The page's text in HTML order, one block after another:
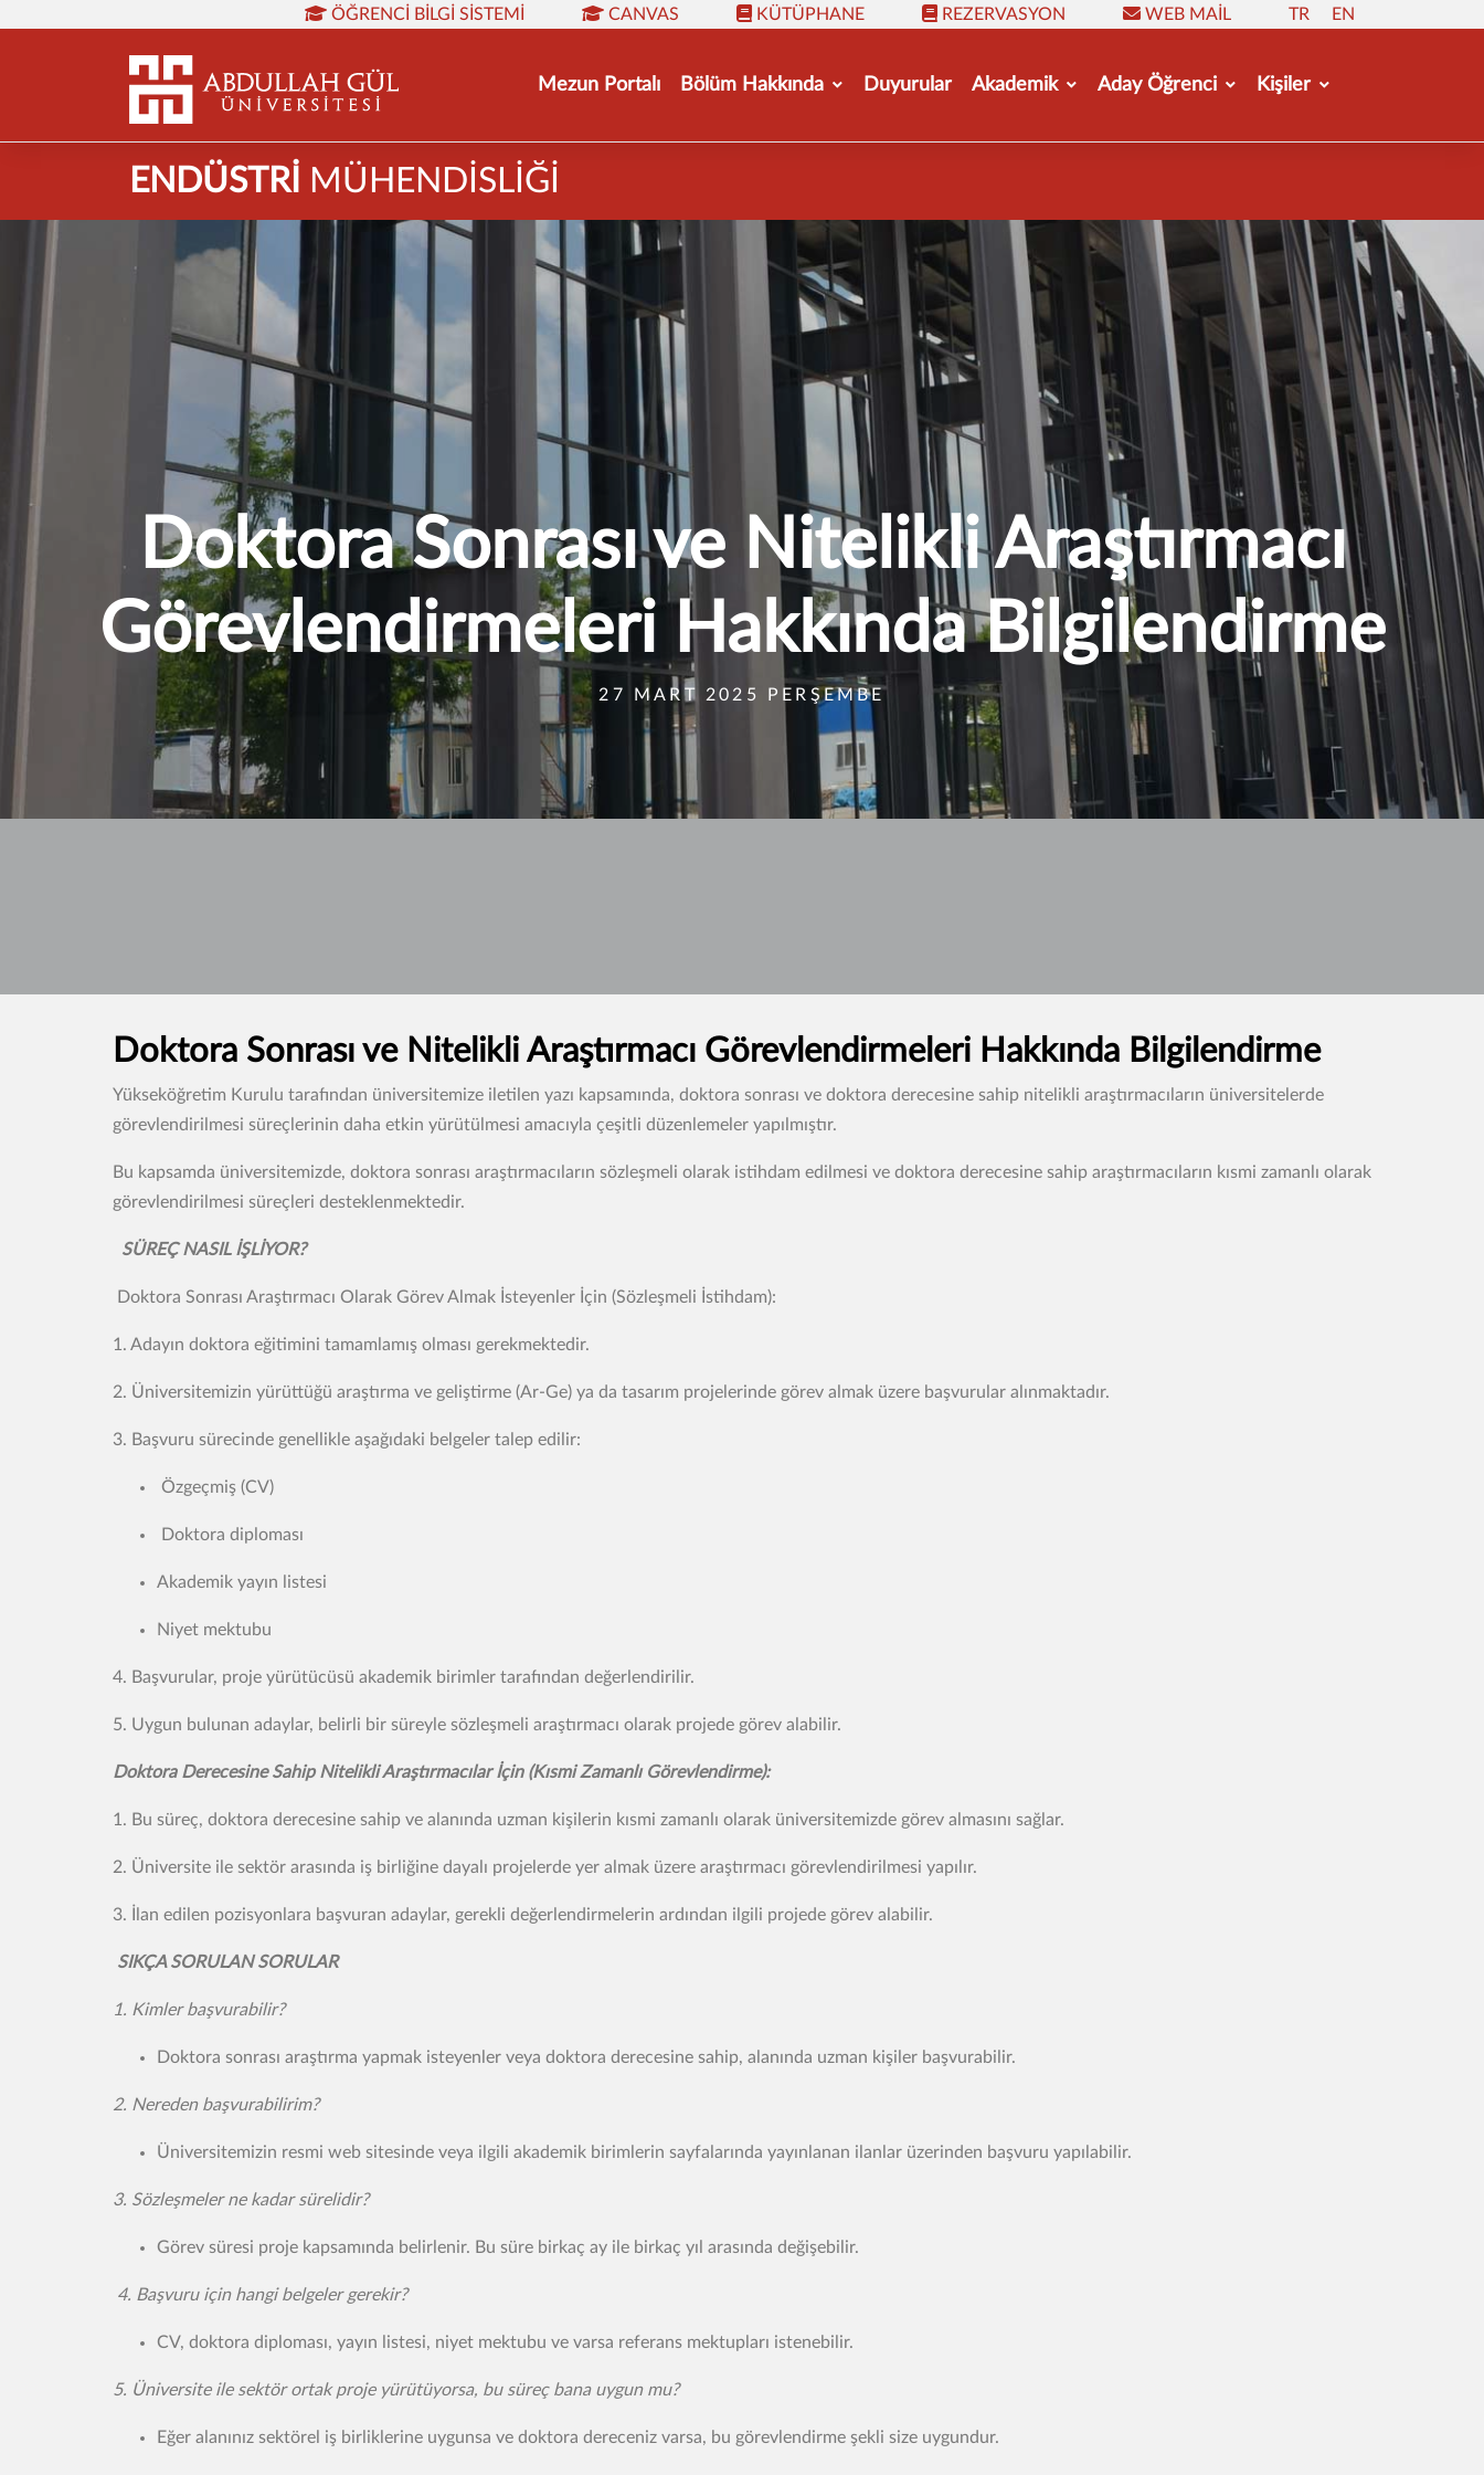
ÖĞRENCI BILGI SISTEMI CANVAS KÜTÜPHANE REZERVASYON WEB MAIL TR EN
Mezun Portalı Bölüm Hakkında Duyurular Akademik Aday Öğrenci Kişiler
ENDÜSTRİ MÜHENDİSLİĞİ
Doktora Sonrası ve Nitelikli Araştırmacı
Görevlendirmeleri Hakkında Bilgilendirme
27 MART 2025 PERŞEMBE
Doktora Sonrası ve Nitelikli Araştırmacı Görevlendirmeleri Hakkında Bilgilendirme
Yükseköğretim Kurulu tarafından üniversitemize iletilen yazı kapsamında, doktora sonrası ve doktora derecesine sahip nitelikli araştırmacıların üniversitelerde
görevlendirilmesi süreçlerinin daha etkin yürütülmesi amacıyla çeşitli düzenlemeler yapılmıştır.
Bu kapsamda üniversitemizde, doktora sonrası araştırmacıların sözleşmeli olarak istihdam edilmesi ve doktora derecesine sahip araştırmacıların kısmi zamanlı olarak
görevlendirilmesi süreçleri desteklenmektedir.
SÜREÇ NASIL İŞLİYOR?
Doktora Sonrası Araştırmacı Olarak Görev Almak İsteyenler İçin (Sözleşmeli İstihdam):
1. Adayın doktora eğitimini tamamlamış olması gerekmektedir.
2. Üniversitemizin yürüttüğü araştırma ve geliştirme (Ar-Ge) ya da tasarım projelerinde görev almak üzere başvurular alınmaktadır.
3. Başvuru sürecinde genellikle aşağıdaki belgeler talep edilir:
Özgeçmiş (CV)
Doktora diploması
Akademik yayın listesi
Niyet mektubu
4. Başvurular, proje yürütücüsü akademik birimler tarafından değerlendirilir.
5. Uygun bulunan adaylar, belirli bir süreyle sözleşmeli araştırmacı olarak projede görev alabilir.
Doktora Derecesine Sahip Nitelikli Araştırmacılar İçin (Kısmi Zamanlı Görevlendirme):
1. Bu süreç, doktora derecesine sahip ve alanında uzman kişilerin kısmi zamanlı olarak üniversitemizde görev almasını sağlar.
2. Üniversite ile sektör arasında iş birliğine dayalı projelerde yer almak üzere araştırmacı görevlendirilmesi yapılır.
3. İlan edilen pozisyonlara başvuran adaylar, gerekli değerlendirmelerin ardından ilgili projede görev alabilir.
SIKÇA SORULAN SORULAR
1. Kimler başvurabilir?
Doktora sonrası araştırma yapmak isteyenler veya doktora derecesine sahip, alanında uzman kişiler başvurabilir.
2. Nereden başvurabilirim?
Üniversitemizin resmi web sitesinde veya ilgili akademik birimlerin sayfalarında yayınlanan ilanlar üzerinden başvuru yapılabilir.
3. Sözleşmeler ne kadar sürelidir?
Görev süresi proje kapsamında belirlenir. Bu süre birkaç ay ile birkaç yıl arasında değişebilir.
4. Başvuru için hangi belgeler gerekir?
CV, doktora diploması, yayın listesi, niyet mektubu ve varsa referans mektupları istenebilir.
5. Üniversite ile sektör ortak proje yürütüyorsa, bu süreç bana uygun mu?
Eğer alanınız sektörel iş birliklerine uygunsa ve doktora dereceniz varsa, bu görevlendirme şekli size uygundur.